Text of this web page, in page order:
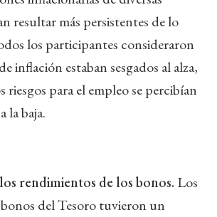
resultar más persistentes de lo
los participantes consideraron
inflación estaban sesgados al alza,
riesgos para el empleo se percibían
la baja.
rendimientos de los bonos. Los
del Tesoro tuvieron un